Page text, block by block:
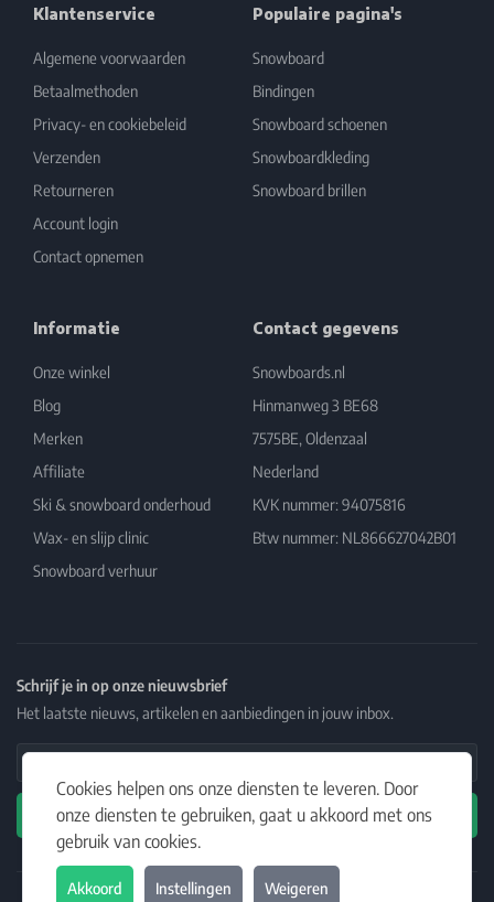
Cookies helpen ons onze diensten te leveren. Door
onze diensten te gebruiken, gaat u akkoord met ons
gebruik van cookies.
Akkoord Instellingen Weigeren
Klantenservice
Algemene voorwaarden
Betaalmethoden
Privacy- en cookiebeleid
Verzenden
Retourneren
Account login
Contact opnemen
Populaire pagina's
Snowboard
Bindingen
Snowboard schoenen
Snowboardkleding
Snowboard brillen
Informatie
Onze winkel
Blog
Merken
Affiliate
Ski & snowboard onderhoud
Wax- en slijp clinic
Snowboard verhuur
Contact gegevens
Snowboards.nl
Hinmanweg 3 BE68
7575BE, Oldenzaal
Nederland
KVK nummer: 94075816
Btw nummer: NL866627042B01
Schrijf je in op onze nieuwsbrief
Het laatste nieuws, artikelen en aanbiedingen in jouw inbox.
Email Address
Abonneren